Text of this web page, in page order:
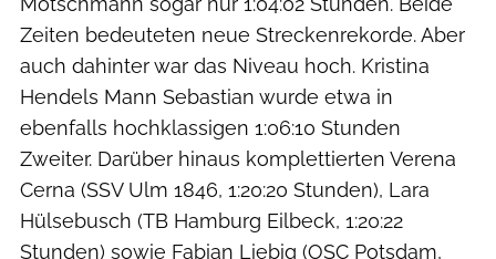
Zeiten bedeuteten neue Streckenrekorde. Aber
auch dahinter war das Niveau hoch. Kristina
Hendels Mann Sebastian wurde etwa in
ebenfalls hochklassigen 1:06:10 Stunden
Zweiter. Darüber hinaus komplettierten Verena
Cerna (SSV Ulm 1846, 1:20:20 Stunden), Lara
Hülsebusch (TB Hamburg Eilbeck, 1:20:22
Stunden) sowie Fabian Liebig (OSC Potsdam,